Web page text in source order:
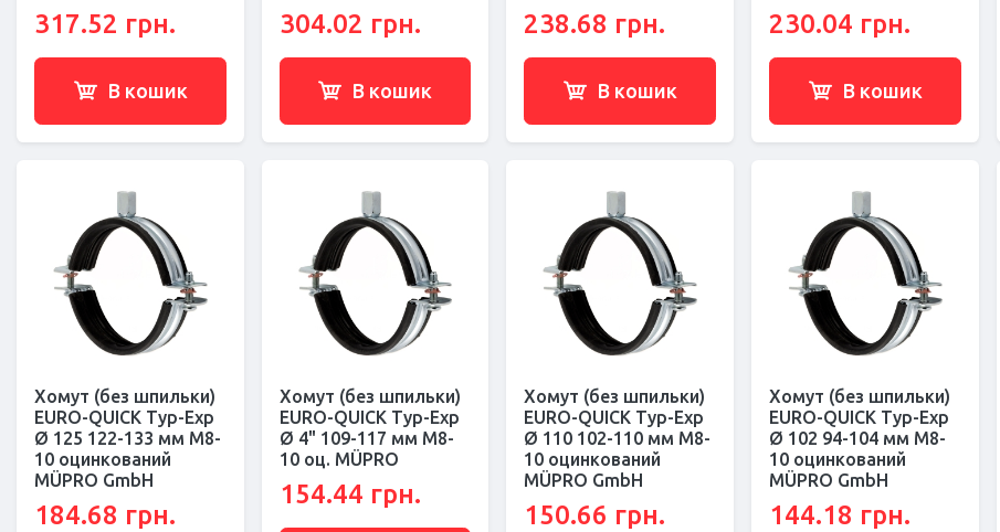
317.52 грн.
В кошик
304.02 грн.
В кошик
238.68 грн.
В кошик
230.04 грн.
В кошик
Хомут (без шпильки)
EURO-QUICK Typ-Exp
Ø 125 122-133 мм M8-
10 оцинкований
MÜPRO GmbH
184.68 грн.
Хомут (без шпильки)
EURO-QUICK Typ-Exp
Ø 4" 109-117 мм M8-
10 оц. MÜPRO
154.44 грн.
Хомут (без шпильки)
EURO-QUICK Typ-Exp
Ø 110 102-110 мм M8-
10 оцинкований
MÜPRO GmbH
150.66 грн.
Хомут (без шпильки)
EURO-QUICK Typ-Exp
Ø 102 94-104 мм M8-
10 оцинкований
MÜPRO GmbH
144.18 грн.